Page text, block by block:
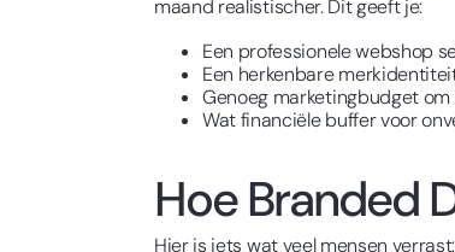
maand realistischer. Dit geeft je:
Een professionele webshop
Een herkenbare
Genoeg marketingbudget
Wat financiële buffer voor
Hoe Branded
Hier is iets wat veel mensen